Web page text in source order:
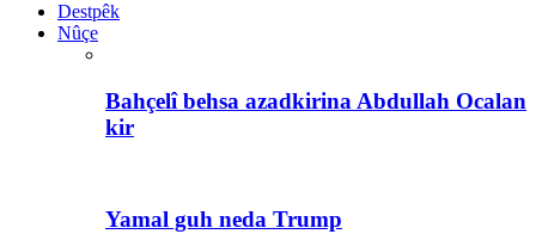
Destpêk
Nûçe
Bahçelî behsa azadkirina Abdullah Ocalan
kir
Yamal guh neda Trump